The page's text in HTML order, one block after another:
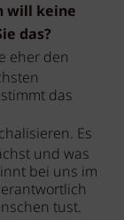
will keine
das?
eher den
das
Es
und was
bei uns im
tust.